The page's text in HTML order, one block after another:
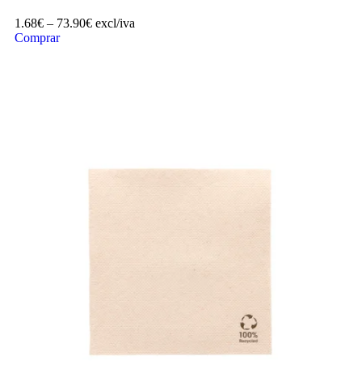
1.68€ – 73.90€ excl/iva
Comprar